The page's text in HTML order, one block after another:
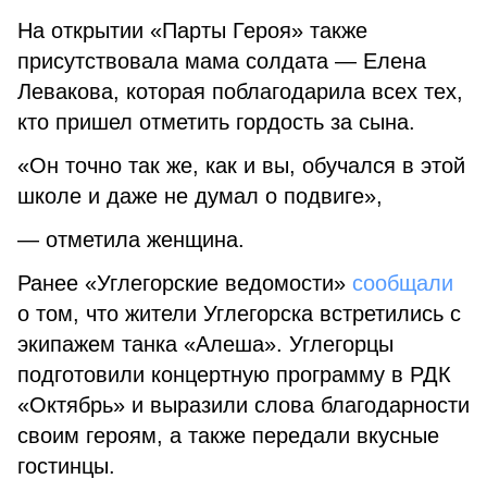
На открытии «Парты Героя» также
присутствовала мама солдата — Елена
Левакова, которая поблагодарила всех тех,
кто пришел отметить гордость за сына.
«Он точно так же, как и вы, обучался в этой
школе и даже не думал о подвиге»,
— отметила женщина.
Ранее «Углегорские ведомости» сообщали
о том, что жители Углегорска встретились с
экипажем танка «Алеша». Углегорцы
подготовили концертную программу в РДК
«Октябрь» и выразили слова благодарности
своим героям, а также передали вкусные
гостинцы.